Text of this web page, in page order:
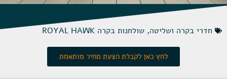
חדרי בקרה ושליטה, שולחנות בקרה ROYAL HAWK
לחץ כאן לקבלת הצעת מחיר מותאמת